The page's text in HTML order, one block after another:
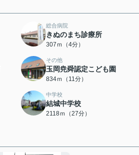
総合病院
きぬのまち診療所
307ｍ（4分）
その他
玉岡尭舜認定こども園
834ｍ（11分）
中学校
結城中学校
2118ｍ（27分）